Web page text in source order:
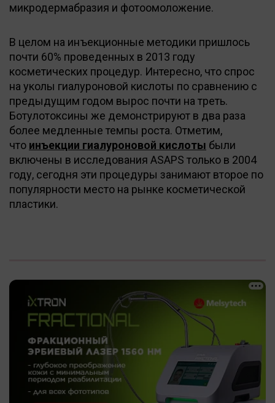
микродермабразия и фотоомоложение.
В целом на инъекционные методики пришлось
почти 60% проведенных в 2013 году
косметических процедур. Интересно, что спрос
на уколы гиалуроновой кислоты по сравнению с
предыдущим годом вырос почти на треть.
Ботулотоксины же демонстрируют в два раза
более медленные темпы роста. Отметим,
что инъекции гиалуроновой кислоты были
включены в исследования ASAPS только в 2004
году, сегодня эти процедуры занимают второе по
популярности место на рынке косметической
пластики.